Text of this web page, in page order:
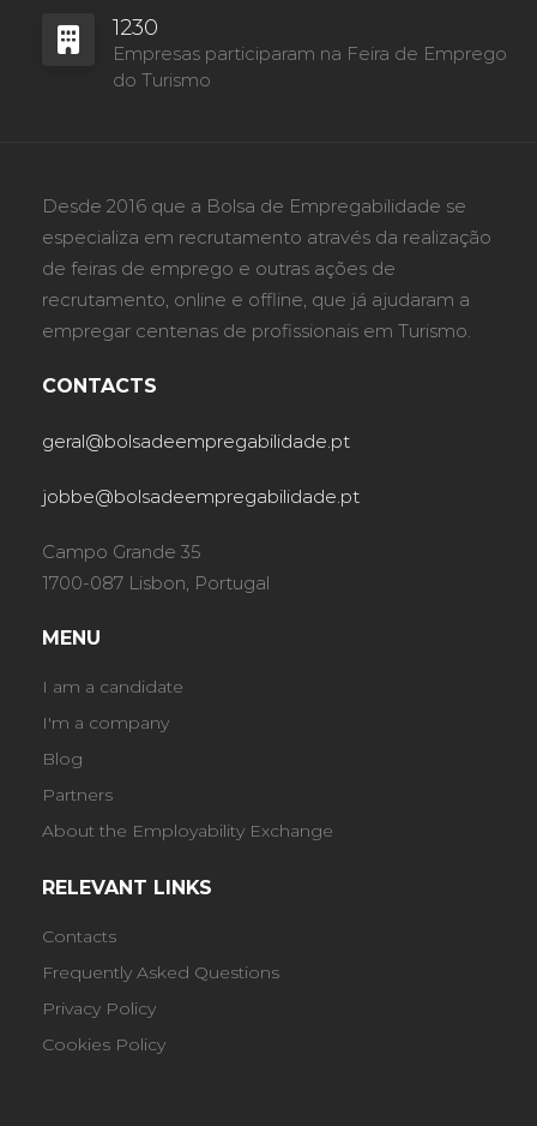
1230
Empresas participaram na Feira de Emprego
do Turismo
Desde 2016 que a Bolsa de Empregabilidade se
especializa em recrutamento através da realização
de feiras de emprego e outras ações de
recrutamento, online e offline, que já ajudaram a
empregar centenas de profissionais em Turismo.
CONTACTS
geral@bolsadeempregabilidade.pt
jobbe@bolsadeempregabilidade.pt
Campo Grande 35
1700-087 Lisbon, Portugal
MENU
I am a candidate
I'm a company
Blog
Partners
About the Employability Exchange
RELEVANT LINKS
Contacts
Frequently Asked Questions
Privacy Policy
Cookies Policy